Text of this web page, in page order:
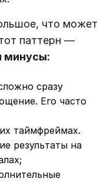
что может
паттерн ―
минусы:
сразу
Его часто
таймфреймах.
результаты на